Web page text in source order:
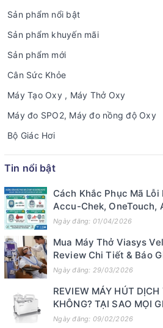
Sản phẩm nổi bật
Sản phẩm khuyến mãi
Sản phẩm mới
Cân Sức Khỏe
Máy Tạo Oxy , Máy Thở Oxy
Máy đo SPO2, Máy đo nồng độ Oxy
Bộ Giác Hơi
Tin nổi bật
Cách Khắc Phục Mã
Accu-Chek, OneTouch,
Ngày đăng: 01/04/2026
Mua Máy Thở Viasys
Review Chi Tiết & Báo
Ngày đăng: 29/03/2026
REVIEW MÁY HÚT
KHÔNG? TẠI SAO MỌI
Ngày đăng: 09/02/2026